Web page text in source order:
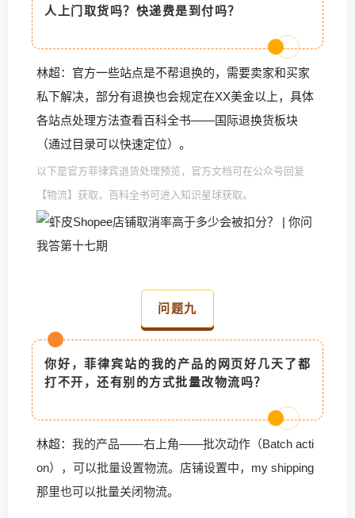
人上门取货吗？快递费是到付吗？
林超：官方一些站点是不帮退换的，需要卖家和买家
私下解决，部分有退换也会规定在XX美金以上，具体
各站点处理方法查看百科全书——国际退换货板块
（通过目录可以快速定位）。
以下是官方菲律宾退货处理预览，官方文档可在公众号回复
【物流】获取，百科全书可进入知识星球获取。
问题九
你好，菲律宾站的我的产品的网页好几天了都
打不开，还有别的方式批量改物流吗？
林超： 我的产品——右上角——批次动作（Batch acti
on），可以批量设置物流。店铺设置中，my shipping
那里也可以批量关闭物流。